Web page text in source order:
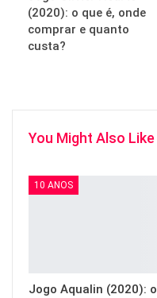
(2020): o que é, onde
comprar e quanto
custa?
You Might Also Like
10 ANOS
Jogo Aqualin (2020): o